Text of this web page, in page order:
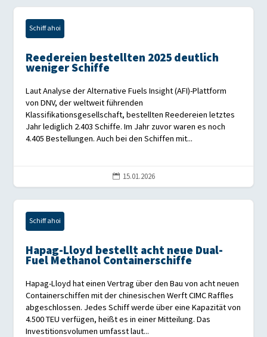
Schiff ahoi
Reedereien bestellten 2025 deutlich
weniger Schiffe
Laut Analyse der Alternative Fuels Insight (AFI)-Plattform
von DNV, der weltweit führenden
Klassifikationsgesellschaft, bestellten Reedereien letztes
Jahr lediglich 2.403 Schiffe. Im Jahr zuvor waren es noch
4.405 Bestellungen. Auch bei den Schiffen mit...
 15.01.2026
Schiff ahoi
Hapag-Lloyd bestellt acht neue Dual-
Fuel Methanol Containerschiffe
Hapag-Lloyd hat einen Vertrag über den Bau von acht neuen
Containerschiffen mit der chinesischen Werft CIMC Raffles
abgeschlossen. Jedes Schiff werde über eine Kapazität von
4.500 TEU verfügen, heißt es in einer Mitteilung. Das
Investitionsvolumen umfasst laut...